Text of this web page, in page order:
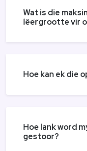
Wat is die
lêergrootte vir
Hoe kan ek die
Hoe lank word
gestoor?